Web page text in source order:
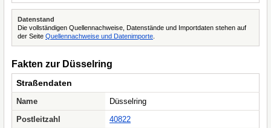
Datenstand
Die vollständigen Quellennachweise, Datenstände und Importdaten stehen auf
der Seite Quellennachweise und Datenimporte
Fakten zur Düsselring
Straßendaten
Name
Düsselring
Postleitzahl
40822